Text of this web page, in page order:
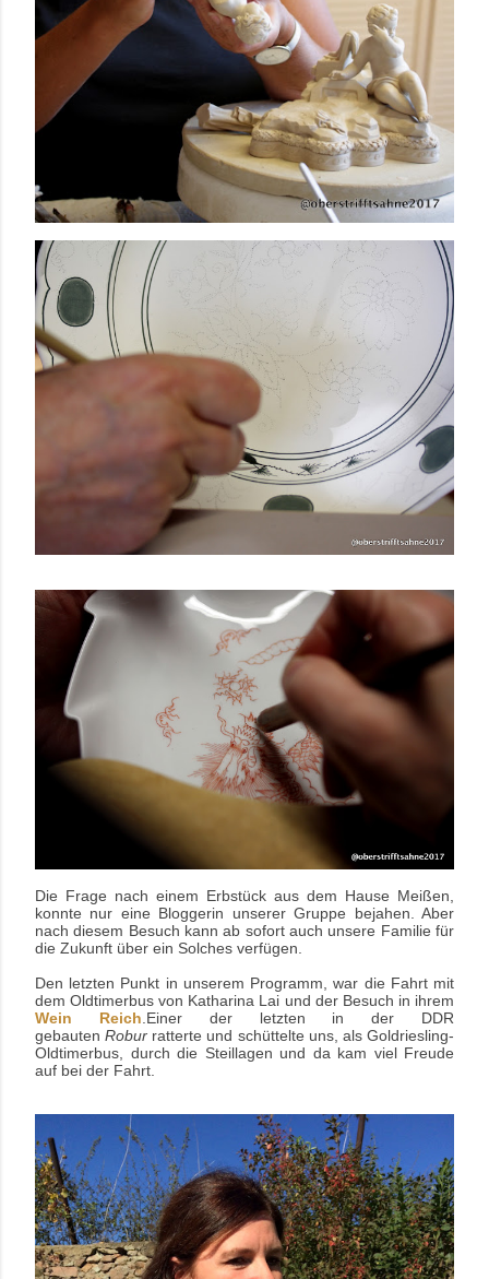
Die Frage nach einem Erbstück aus dem Hause Meißen,
konnte nur eine Bloggerin unserer Gruppe bejahen. Aber
nach diesem Besuch kann ab sofort auch unsere Familie für
die Zukunft über ein Solches verfügen.
Den letzten Punkt in unserem Programm, war die Fahrt mit
dem Oldtimerbus von Katharina Lai und der Besuch in ihrem
Wein Reich Einer der letzten in der DDR
gebautenRobur ratterte und schüttelte uns, alsGoldriesling-
Oldtimerbus, durch die Steillagen und da kam viel Freude
auf bei der Fahrt.